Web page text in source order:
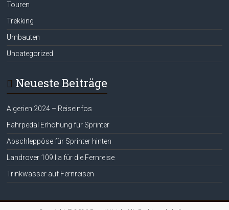
Touren
Trekking
Umbauten
Uncategorized
Neueste Beiträge
Algerien 2024 – Reiseinfos
Fahrpedal Erhöhung für Sprinter
Abschleppöse für Sprinter hinten
Landrover 109 IIa für die Fernreise
Trinkwasser auf Fernreisen